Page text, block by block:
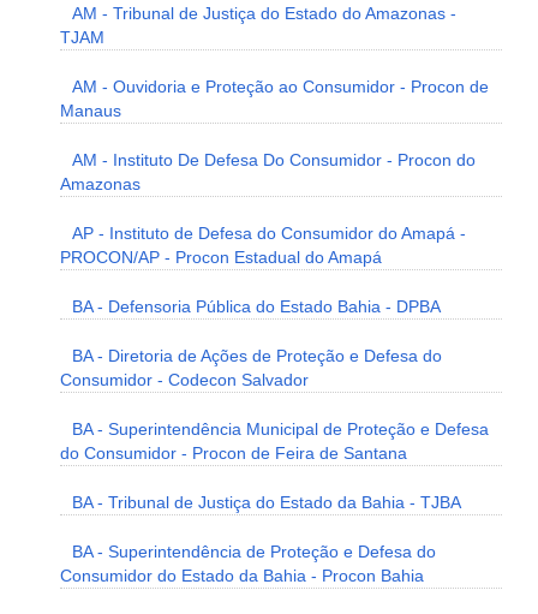
AM - Tribunal de Justiça do Estado do Amazonas -
TJAM
AM - Ouvidoria e Proteção ao Consumidor - Procon de
Manaus
AM - Instituto De Defesa Do Consumidor - Procon do
Amazonas
AP - Instituto de Defesa do Consumidor do Amapá -
PROCON/AP - Procon Estadual do Amapá
BA - Defensoria Pública do Estado Bahia - DPBA
BA - Diretoria de Ações de Proteção e Defesa do
Consumidor - Codecon Salvador
BA - Superintendência Municipal de Proteção e Defesa
do Consumidor - Procon de Feira de Santana
BA - Tribunal de Justiça do Estado da Bahia - TJBA
BA - Superintendência de Proteção e Defesa do
Consumidor do Estado da Bahia - Procon Bahia